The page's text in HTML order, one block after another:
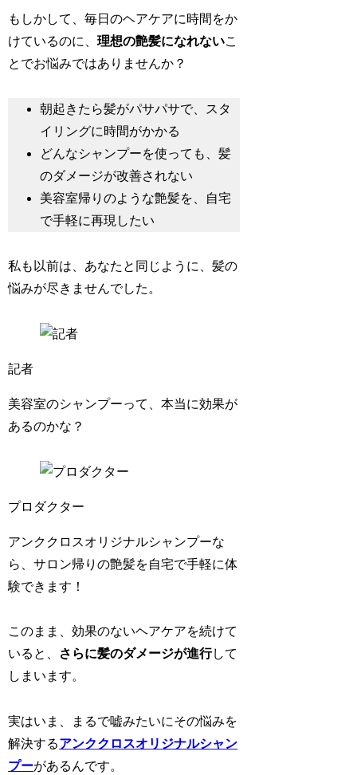
もしかして、毎日のヘアケアに時間をか
けているのに、理想の艶髪になれないこ
とでお悩みではありませんか？
朝起きたら髪がパサパサで、スタ
イリングに時間がかかる
どんなシャンプーを使っても、髪
のダメージが改善されない
美容室帰りのような艶髪を、自宅
で手軽に再現したい
私も以前は、あなたと同じように、髪の
悩みが尽きませんでした。
記者
美容室のシャンプーって、本当に効果が
あるのかな？
プロダクター
アンククロスオリジナルシャンプーな
ら、サロン帰りの艶髪を自宅で手軽に体
験できます！
このまま、効果のないヘアケアを続けて
いると、
さらに髪のダメージが進行して
しまいます。
実はいま、まるで嘘みたいにその悩みを
解決するアンククロスオリジナルシャン
プーがあるんです。